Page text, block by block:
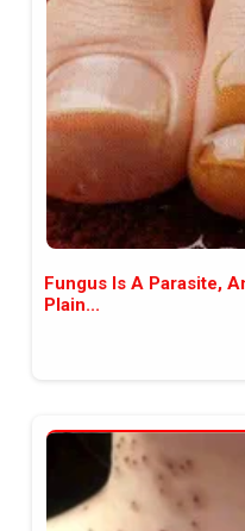
аудитория,
наша
новините
пълния
Fungus Is A Parasite,
Plain...